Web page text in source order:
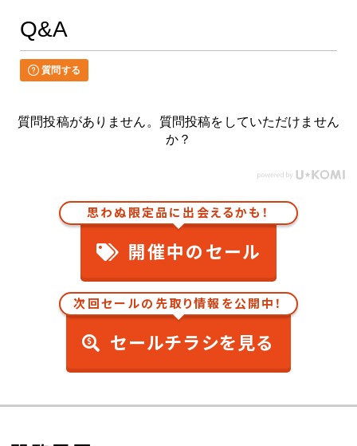
Q&A
質問する
質問投稿がありません。質問投稿をしていただけません
か？
思わぬ限定品に出会えるかも！
開催中のセール
次回セールの先取り情報を公開中！
セールチラシを見る